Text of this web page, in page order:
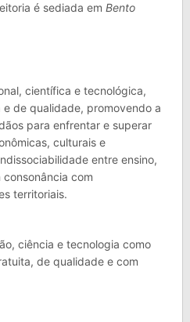
é sediada em Bento
científica e tecnológica,
de qualidade, promovendo a
para enfrentar e superar
culturais e
entre ensino,
com
territoriais.
ciência e tecnologia como
de qualidade e com